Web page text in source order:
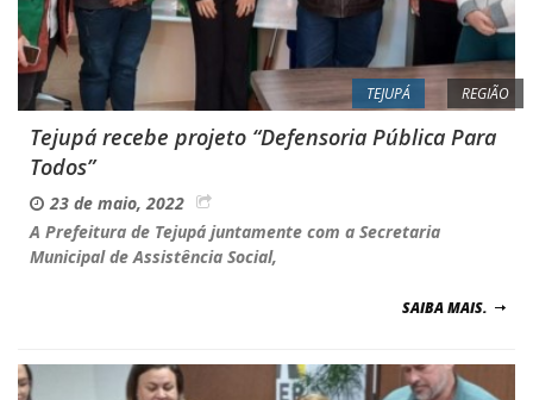
TEJUPÁ REGIÃO
Tejupá recebe projeto “Defensoria Pública Para
Todos”
23 de maio, 2022
A Prefeitura de Tejupá juntamente com a Secretaria
Municipal de Assistência Social,
SAIBA MAIS.